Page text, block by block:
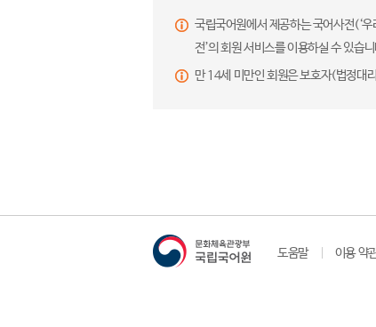
국립국어원에서 제공하는 국어사전(‘
전’의 회원 서비스를 이용하실 수 있습
만 14세 미만인 회원은 보호자(법정대
도움말 이용 약